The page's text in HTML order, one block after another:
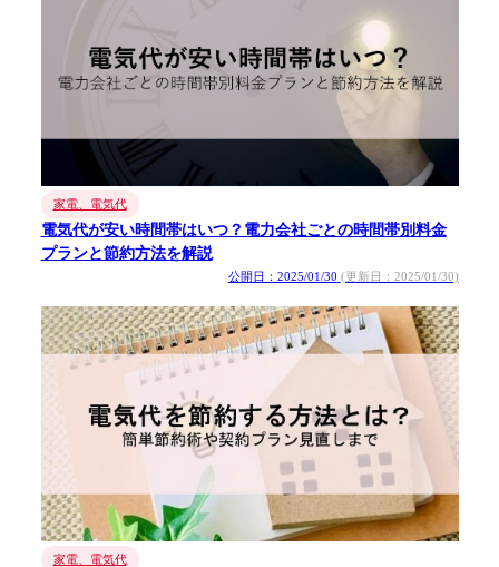
家電、電気代
電気代が安い時間帯はいつ？電力会社ごとの時間帯別料金
プランと節約方法を解説
公開日：2025/01/30 (更新日：2025/01/30)
家電、電気代